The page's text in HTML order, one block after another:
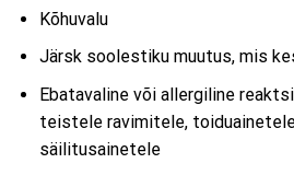
Kõhuvalu
Järsk soolestiku muutus, mis
Ebatavaline või allergiline
teistele ravimitele,
säilitusainetele